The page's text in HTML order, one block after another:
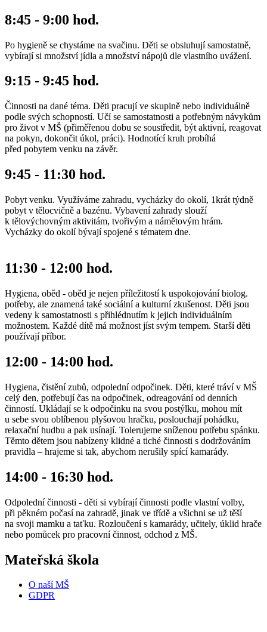
8:45 - 9:00 hod.
Po hygieně se chystáme na svačinu. Děti se obsluhují samostatně,
vybírají si množství jídla a množství nápojů dle vlastního uvážení.
9:15 - 9:45 hod.
Činnosti na dané téma. Děti pracují ve skupině nebo individuálně
podle svých schopností. Učí se samostatnosti a potřebným návykům
pro život v MŠ (přiměřenou dobu se soustředit, být aktivní, reagovat
na pokyn, dokončit úkol, práci). Hodnotící kruh probíhá
před pobytem venku na závěr.
9:45 - 11:30 hod.
Pobyt venku. Využíváme zahradu, vycházky do okolí, 1krát týdně
pobyt v tělocvičně a bazénu. Vybavení zahrady slouží
k tělovýchovným aktivitám, tvořivým a námětovým hrám.
Vycházky do okolí bývají spojené s tématem dne.
11:30 - 12:00 hod.
Hygiena, oběd - oběd je nejen příležitostí k uspokojování biolog.
potřeby, ale znamená také sociální a kulturní zkušenost. Děti jsou
vedeny k samostatnosti s přihlédnutím k jejich individuálním
možnostem. Každé dítě má možnost jíst svým tempem. Starší děti
používají příbor.
12:00 - 14:00 hod.
Hygiena, čistění zubů, odpolední odpočinek. Děti, které tráví v MŠ
celý den, potřebují čas na odpočinek, odreagování od denních
činností. Ukládají se k odpočinku na svou postýlku, mohou mít
u sebe svou oblíbenou plyšovou hračku, poslouchají pohádku,
relaxační hudbu a pak usínají. Tolerujeme sníženou potřebu spánku.
Těmto dětem jsou nabízeny klidné a tiché činnosti s dodržováním
pravidla – hrajeme si tak, abychom nerušily spící kamarády.
14:00 - 16:30 hod.
Odpolední činnosti - děti si vybírají činnosti podle vlastní volby,
při pěkném počasí na zahradě, jinak ve třídě a všichni se už těší
na svoji mamku a taťku. Rozloučení s kamarády, učitely, úklid hrače
nebo pomůcek pro pracovní činnost, odchod z MŠ.
Mateřská škola
O naší MŠ
GDPR